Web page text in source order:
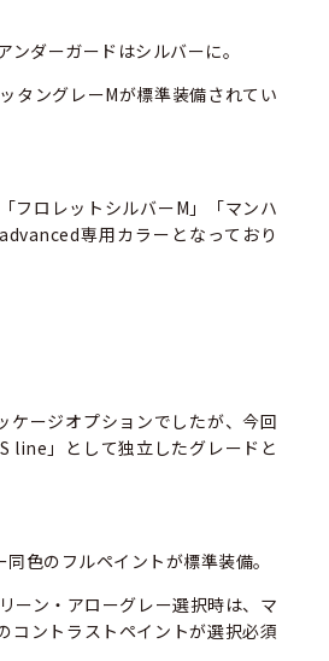
ンダーガードはシルバーに。
タングレーMが標準装備されてい
フロレットシルバーM」「マンハ
専用カラーとなっており
ケージオプションでしたが、今回
line」として独立したグレードと
⾊のフルペイントが標準装備。
ーン・アローグレー選択時は、マ
コントラストペイントが選択必須